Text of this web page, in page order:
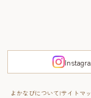
FUKUOKA
よかなびについて サイトマ